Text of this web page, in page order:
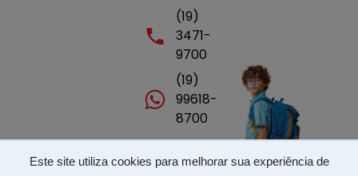
Este site utiliza cookies para melhorar sua experiência de
(19)
3471-
9700
(19)
99618-
8700
Portal de transparência - ISSP - LGPD